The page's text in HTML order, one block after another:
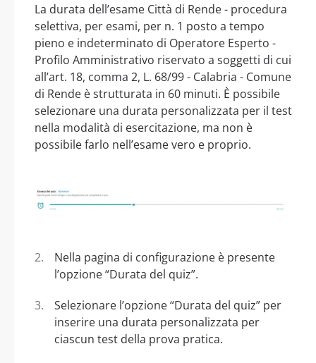
La durata dell’esame Città di Rende - procedura
selettiva, per esami, per n. 1 posto a tempo
pieno e indeterminato di Operatore Esperto -
Profilo Amministrativo riservato a soggetti di cui
all’art. 18, comma 2, L. 68/99 - Calabria - Comune
di Rende è strutturata in 60 minuti. È possibile
selezionare una durata personalizzata per il test
nella modalità di esercitazione, ma non è
possibile farlo nell’esame vero e proprio.
Nella pagina di configurazione è presente
l’opzione “Durata del quiz”.
Selezionare l’opzione “Durata del quiz” per
inserire una durata personalizzata per
ciascun test della prova pratica.